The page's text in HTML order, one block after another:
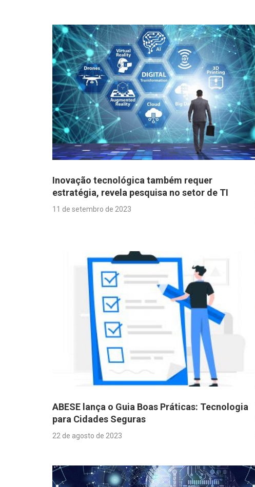
Inovação tecnológica também requer
estratégia, revela pesquisa no setor de TI
11 de setembro de 2023
ABESE lança o Guia Boas Práticas: Tecnologia
para Cidades Seguras
22 de agosto de 2023